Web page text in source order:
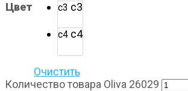
Цвет с3 с3
с4 с4
Очистить
Количество товара Oliva 26029